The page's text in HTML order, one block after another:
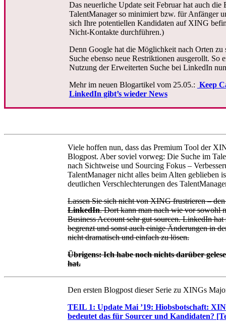
Das neuerliche Update seit Februar hat auch
TalentManager so minimiert bzw. für Anfänger
sich Ihre potentiellen Kandidaten auf XING
Nicht-Kontakte durchführen.)
Denn Google hat die Möglichkeit nach Orten
Suche ebenso neue Restriktionen ausgerollt.
Nutzung der Erweiterten Suche bei LinkedIn
Mehr im neuen Blogartikel vom 25.05.: Keep
LinkedIn gibt’s wieder News
Viele hoffen nun, dass das Premium Tool der
Blogpost. Aber soviel vorweg: Die Suche im
nach Sichtweise und Sourcing Fokus –
TalentManager nicht alles beim Alten geblieben
deutlichen Verschlechterungen des
Lassen Sie sich nicht von XING frustrieren –
LinkedIn. Dort kann man nach wie vor sowohl
Business Account sehr gut sourcen. LinkedIn
begrenzt und sonst auch einige Änderungen in
nicht dramatisch und einfach zu lösen.
Übrigens: Ich habe noch nichts darüber
hat.
Den ersten Blogpost dieser Serie zu XINGs
TEIL 1: Update Mai ’19: Hiobsbotschaft:
bedeutet das für Sourcer und Kandidaten?